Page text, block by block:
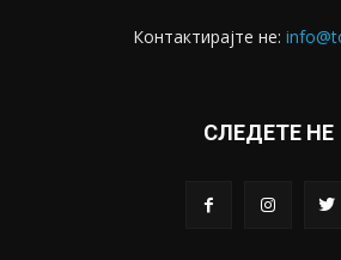
Контактирајте не:
СЛЕДЕТЕ НЕ